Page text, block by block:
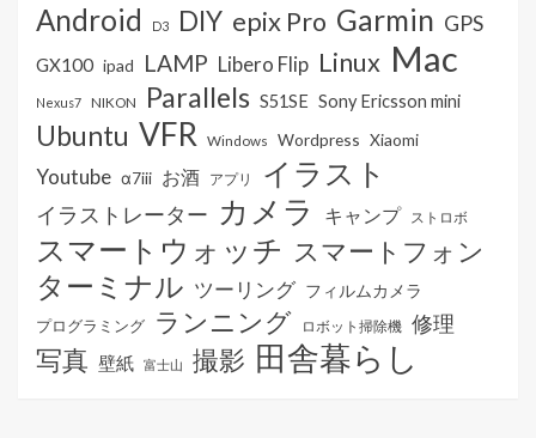
Android D3 DIY epix Pro Garmin GPS
GX100 ipad LAMP Libero Flip Linux Mac
Nexus7 NIKON Parallels S51SE Sony Ericsson mini
Ubuntu VFR Windows Wordpress Xiaomi
Youtube α7iii お酒 アプリ イラスト
イラストレーター カメラ キャンプ ストロボ
スマートウォッチ スマートフォン
ターミナル ツーリング フィルムカメラ
プログラミング ランニング ロボット掃除機 修理
写真 壁紙 富士山 撮影 田舎暮らし